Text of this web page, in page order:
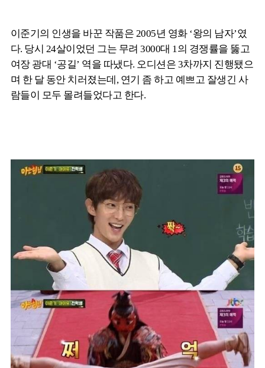
이준기의 인생을 바꾼 작품은 2005년 영화 ‘왕의 남자’였
다. 당시 24살이었던 그는 무려 3000대 1의 경쟁률을 뚫고
여장 광대 ‘공길’ 역을 따냈다. 오디션은 3차까지 진행됐으
며 한 달 동안 치러졌는데, 연기 좀 하고 예쁘고 잘생긴 사
람들이 모두 몰려들었다고 한다.